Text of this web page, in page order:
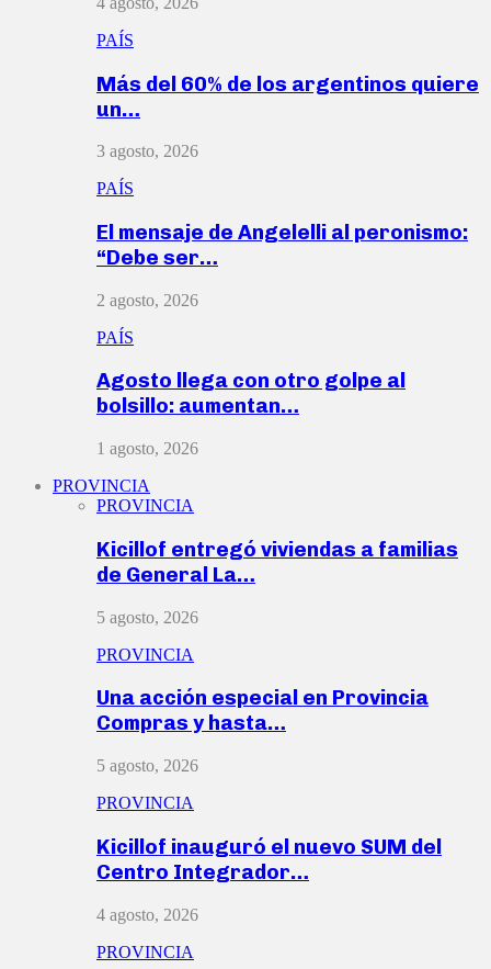
PAÍS
Más del 60% de los argentinos quiere
un…
3 agosto, 2026
PAÍS
El mensaje de Angelelli al peronismo:
“Debe ser…
2 agosto, 2026
PAÍS
Agosto llega con otro golpe al
bolsillo: aumentan…
1 agosto, 2026
PROVINCIA
PROVINCIA
Kicillof entregó viviendas a familias
de General La…
5 agosto, 2026
PROVINCIA
Una acción especial en Provincia
Compras y hasta…
5 agosto, 2026
PROVINCIA
Kicillof inauguró el nuevo SUM del
Centro Integrador…
4 agosto, 2026
PROVINCIA